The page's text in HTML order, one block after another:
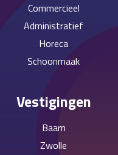
Commercieel
Administratief
Horeca
Schoonmaak
Vestigingen
Baarn
Zwolle